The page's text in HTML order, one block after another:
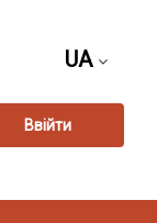
UA
Ввійти